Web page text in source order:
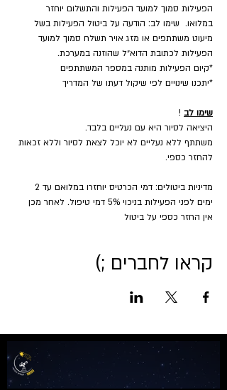
הפעילות סמוך למועד הפעילות והתשלום יוחזר
במלואו.  שימו לב: הודעה על ביטול הפעילות בשל
מיעוט משתתפים או מזג אויר תשלח סמוך למועד
הפעילות לכתובת הדוא״ל שהוזנה במערכת.
​*קיום הפעילות מותנה במספר המשתתפים
*יתכנו שינויים לפי שיקול דעתו של המדריך
שימו לב !
היציאה לסיור היא עם נעליים בלבד.
משתתף ללא נעליים לא יוכל לצאת לסיור וללא זכאות
להחזר כספי.
ימים לפני הפעילות בניכוי 5% דמי טיפול. לאחר מכן
אין החזר כספי על ביטול
קראו לחברים ;)